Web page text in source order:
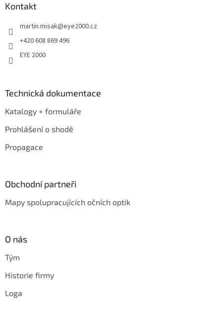
Kontakt
martin.misak@eye2000.cz
+420 608 869 496
EYE 2000
Technická dokumentace
Katalogy + formuláře
Prohlášení o shodě
Propagace
Obchodní partneři
Mapy spolupracujících očních optik
O nás
Tým
Historie firmy
Loga